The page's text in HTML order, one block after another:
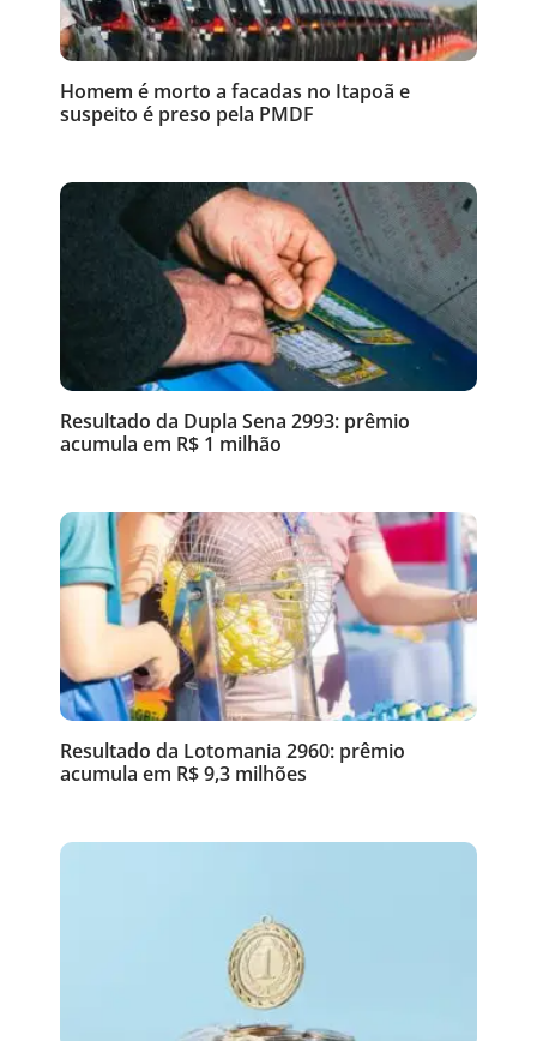
Homem é morto a facadas no Itapoã e
suspeito é preso pela PMDF
Resultado da Dupla Sena 2993: prêmio
acumula em R$ 1 milhão
Resultado da Lotomania 2960: prêmio
acumula em R$ 9,3 milhões